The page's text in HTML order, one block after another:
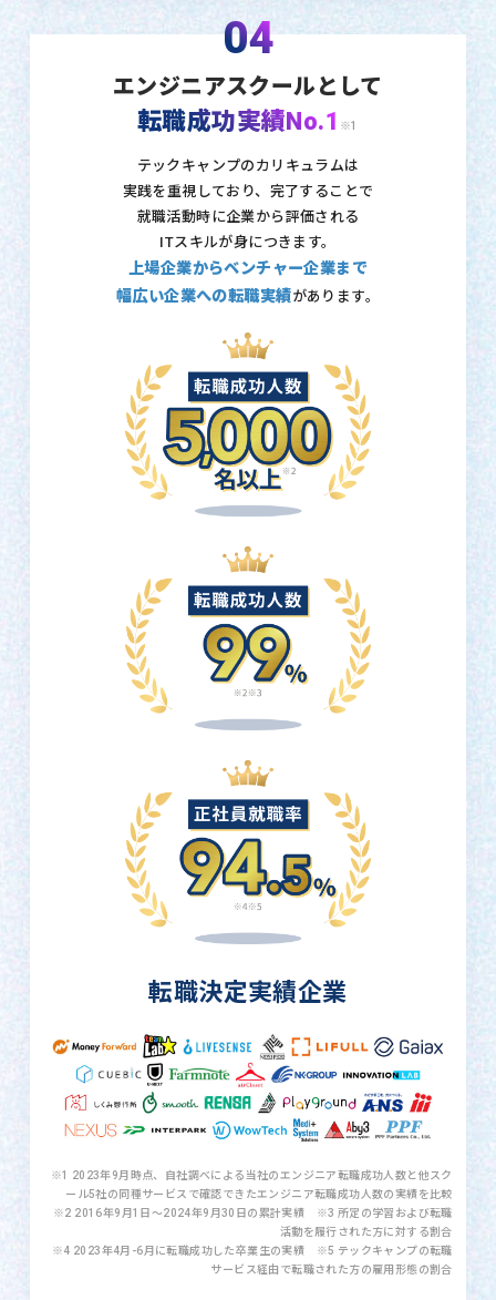
04
エンジニアスクールとして
転職成功実績No.1 ※1
テックキャンプのカリキュラムは
実践を重視しており、 完了することで
就職活動時に企業から評価される
ITスキルが身につきます。
上場企業からベンチャー企業まで
幅広い企業への転職実績があります。
転職決定実績企業
※1 2023年9月時点、自社調べによる当社のエンジニア転職成功人数と他スク
ール5社の同種サービスで確認できたエンジニア転職成功人数の実績を比較
※2 2016年9月1日〜2024年9月30日の累計実績 ※3 所定の学習および転職
活動を履行された方に対する割合
※4 2023年4月-6月に転職成功した卒業生の実績 ※5 テックキャンプの転職
サービス経由で転職された方の雇用形態の割合